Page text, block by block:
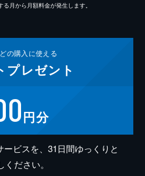
月から月額料金が発生します。
の購入に使える
プレゼント
円分
ビスを、31日間ゆっくりと
ください。